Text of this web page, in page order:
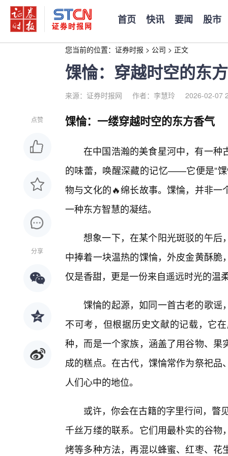
首页 快讯 要闻 股市
您当前的位置： 证券时报 > 公司 > 正文
馃惀：穿越时空的东
来源：证券时报网 作者：李慧玲 2026-02-07
点赞
分享
馃惀：一缕穿越时空的东方香气
在中国浩瀚的美食星河中，有一种
的味蕾，唤醒深藏的记忆——它便是“
物与文化的🔥绵长故事。馃惀，并非
一种东方智慧的凝结。
想象一下，在某个阳光斑驳的午后
中捧着一块温热的馃惀，外皮金黄酥
仅是香甜，更是一份来自遥远时光的温
馃惀的起源，如同一首古老的歌谣
不可考，但根据历史文献的记载，它
种，而是一个家族，涵盖了用谷物、
成的糕点。在古代，馃惀常作为祭祀
人们心中的地位。
或许，你会在古籍的字里行间，瞥
千丝万缕的联系。它们用最朴实的谷
烤等多种方法，再混以蜂蜜、红枣、